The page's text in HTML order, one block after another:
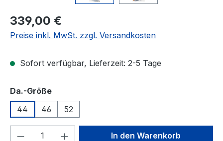
Regulärer Preis:
339,00 €
Preise inkl. MwSt. zzgl. Versandkosten
Sofort verfügbar, Lieferzeit: 2-5 Tage
Da.-Größeauswählen
44
46 52
Produkt Anzahl: Gib denIn den Warenkorb